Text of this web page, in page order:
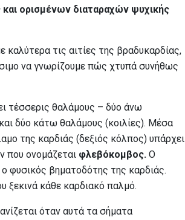
και ορισμένων διαταραχών ψυχικής
καλύτερα τις αιτίες της βραδυκαρδίας,
να γνωρίζουμε πώς χτυπά συνήθως
τέσσερις θαλάμους – δύο άνω
δύο κάτω θαλάμους (κοιλίες). Μέσα
της καρδιάς (δεξιός κόλπος) υπάρχει
που ονομάζεται φλεβόκομβος. Ο
φυσικός βηματοδότης της καρδιάς.
ξεκινά κάθε καρδιακό παλμό.
όταν αυτά τα σήματα